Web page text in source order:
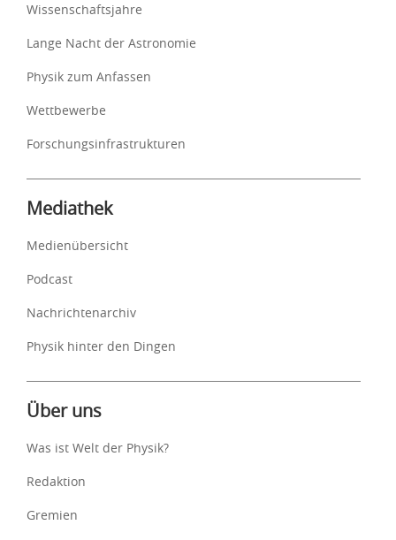
Wissenschaftsjahre
Lange Nacht der Astronomie
Physik zum Anfassen
Wettbewerbe
Forschungsinfrastrukturen
Mediathek
Medienübersicht
Podcast
Nachrichtenarchiv
Physik hinter den Dingen
Über uns
Was ist Welt der Physik?
Redaktion
Gremien